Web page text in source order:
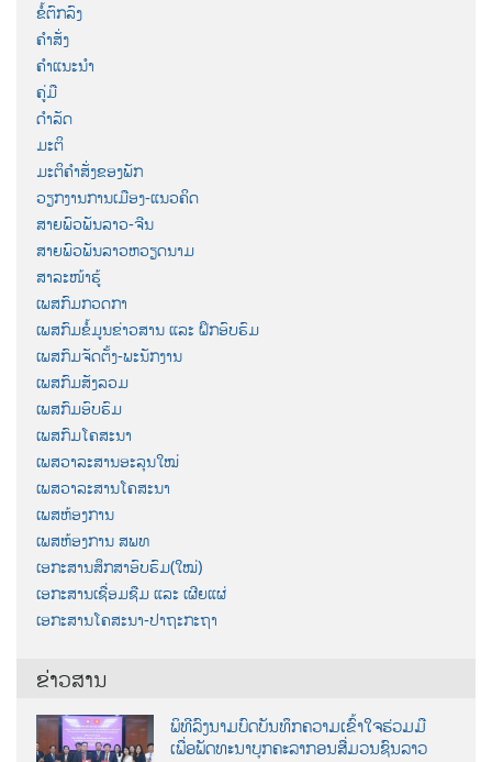
ຂໍ້ຕົກລົງ
ຄຳສັ່ງ
ຄຳແນະນຳ
ຄູ່ມື
ດຳລັດ
ມະຕິ
ມະຕິຄຳສັ່ງຂອງພັກ
ວຽກງານການເມືອງ-ແນວຄິດ
ສາຍພົວພັນລາວ-ຈີນ
ສາຍພົວພັນລາວຫວຽດນາມ
ສາລະໜ້າຮູ້
ເພສກົມກວດກາ
ເພສກົມຂໍ້ມູນຂ່າວສານ ແລະ ຝຶກອົບຮົມ
ເພສກົມຈັດຕັ້ງ-ພະນັກງານ
ເພສກົມສັງລວມ
ເພສກົມອົບຮົມ
ເພສກົມໂຄສະນາ
ເພສວາລະສານອະລຸນໃໝ່
ເພສວາລະສານໂຄສະນາ
ເພສຫ້ອງການ
ເພສຫ້ອງການ ສພທ
ເອກະສານສຶກສາອົບຮົມ(ໃໝ່)
ເອກະສານເຊື່ອມຊືມ ແລະ ເຜີຍແຜ່
ເອກະສານໂຄສະນາ-ປາຖະກະຖາ
ຂ່າວສານ
ພິທີລົງນາມບົດບັນທຶກຄວາມເຂົ້າໃຈຮ່ວມມື
ເພື່ອພັດທະນາບຸກຄະລາກອນສື່ມວນຊົນລາວ